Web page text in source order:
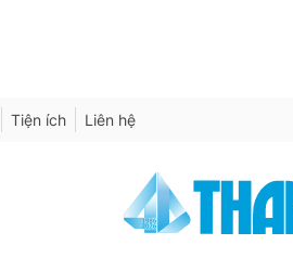
Tiện ích Liên hệ